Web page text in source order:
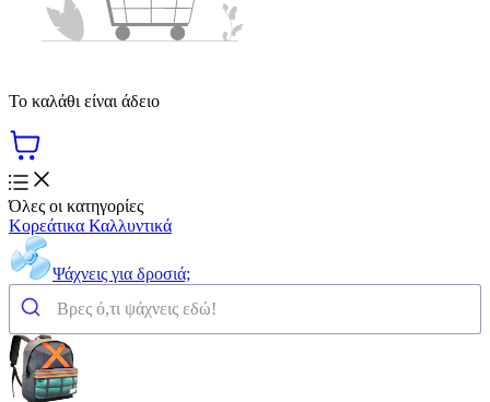
Το καλάθι είναι άδειο
Όλες οι κατηγορίες
Κορεάτικα Καλλυντικά
Ψάχνεις για δροσιά;